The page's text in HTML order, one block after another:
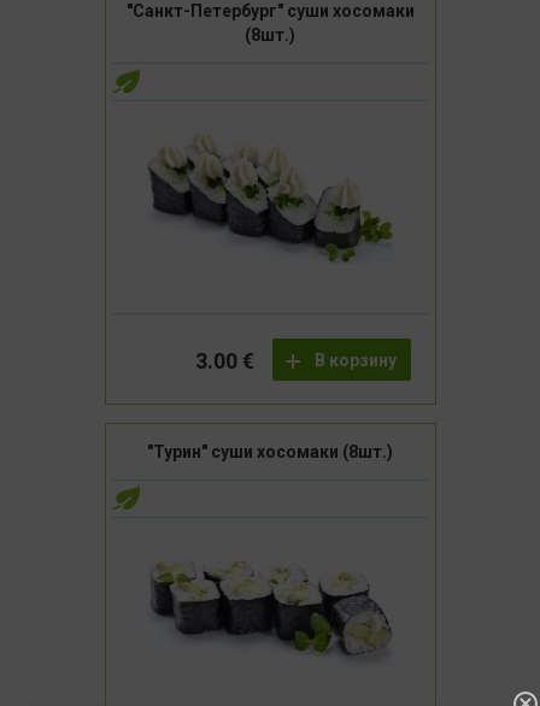
"Санкт-Петербург" суши хосомаки
(8шт.)
В корзину
3.00 €
"Турин" суши хосомаки (8шт.)